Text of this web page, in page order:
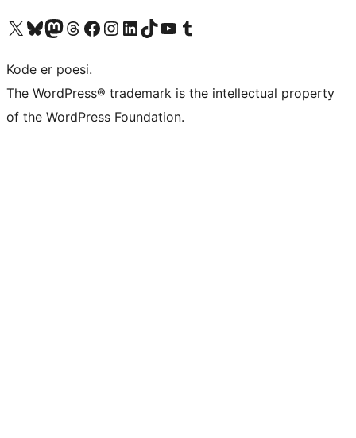
Besøk vår konto på X Visit our Bluesky account
Besøk vår Mastodon-konto
Visit our Threads account
Besøk vår Facebook-sideBesøk vår Instagram-konto
Besøk vår LinkedIn-konto
Visit our TikTok account
Visit our YouTube channel
Visit our Tumblr account
Kode er poesi.
The WordPress® trademark is the intellectual property
of the WordPress Foundation.